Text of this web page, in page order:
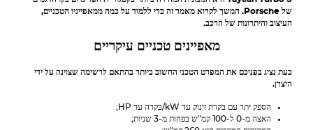
של Porsche . המשך לקרוא מאמר זה כדי ללמוד על כמה ממאפייניו הטכניים,
העיצוב והיתרונות של הרכב.
מאפיינים טכניים עיקריים
כעת נציג בפניכם את המפרט הטכני החשוב ביותר בהתאם לרשימה שצוינה על ידי
היצרן.
הספק יתר עם בקרת זינוק עד kW/בקרה עד HP;
האצה מ-0 ל-100 קמ"ש בפחות מ-3 שניות;